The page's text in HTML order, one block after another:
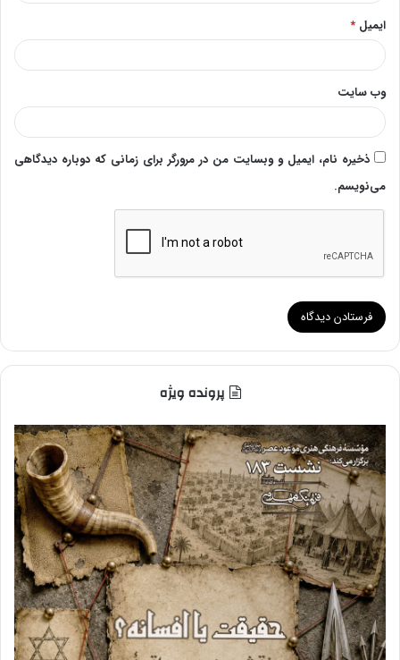
ایمیل *
وب‌ سایت
ذخیره نام، ایمیل و وبسایت من در مرورگر برای زمانی که دوباره دیدگاهی
می‌نویسم.
پرونده ویژه